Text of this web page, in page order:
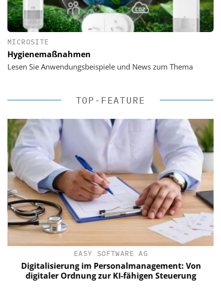
MICROSITE
Hygienemaßnahmen
Lesen Sie Anwendungsbeispiele und News zum Thema
TOP-FEATURE
EASY SOFTWARE AG
Digitalisierung im Personalmanagement: Von
digitaler Ordnung zur KI-fähigen Steuerung